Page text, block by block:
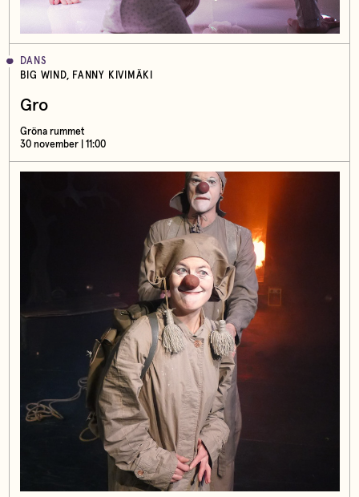
DANS
BIG WIND, FANNY KIVIMÄKI
Gro
Gröna rummet
30 november | 11:00